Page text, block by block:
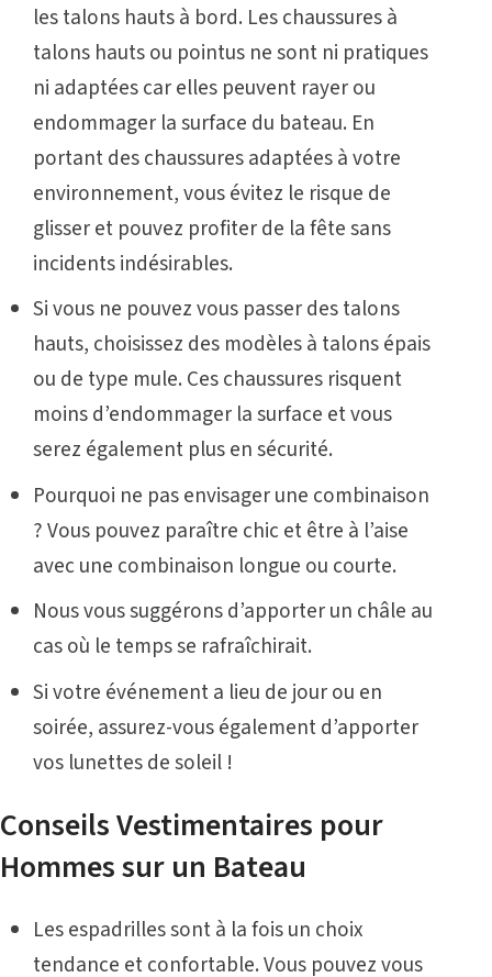
les talons hauts à bord. Les chaussures à
talons hauts ou pointus ne sont ni pratiques
ni adaptées car elles peuvent rayer ou
endommager la surface du bateau. En
portant des chaussures adaptées à votre
environnement, vous évitez le risque de
glisser et pouvez profiter de la fête sans
incidents indésirables.
Si vous ne pouvez vous passer des talons
hauts, choisissez des modèles à talons épais
ou de type mule. Ces chaussures risquent
moins d’endommager la surface et vous
serez également plus en sécurité.
Pourquoi ne pas envisager une combinaison
? Vous pouvez paraître chic et être à l’aise
avec une combinaison longue ou courte.
Nous vous suggérons d’apporter un châle au
cas où le temps se rafraîchirait.
Si votre événement a lieu de jour ou en
soirée, assurez-vous également d’apporter
vos lunettes de soleil !
Conseils Vestimentaires pour
Hommes sur un Bateau
Les espadrilles sont à la fois un choix
tendance et confortable. Vous pouvez vous